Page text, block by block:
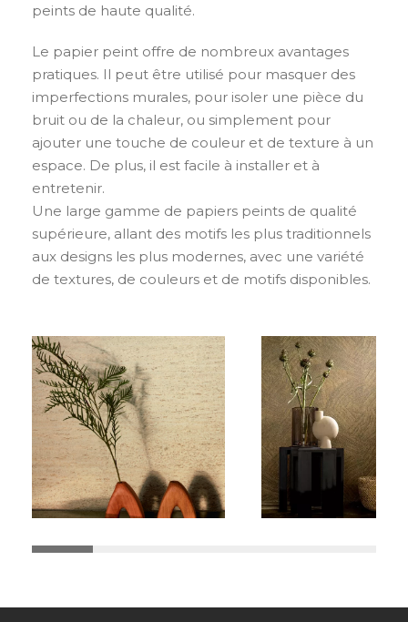
peints de haute qualité.
Le papier peint offre de nombreux avantages
pratiques. Il peut être utilisé pour masquer des
imperfections murales, pour isoler une pièce du
bruit ou de la chaleur, ou simplement pour
ajouter une touche de couleur et de texture à un
espace. De plus, il est facile à installer et à
entretenir.
Une large gamme de papiers peints de qualité
supérieure, allant des motifs les plus traditionnels
aux designs les plus modernes, avec une variété
de textures, de couleurs et de motifs disponibles.